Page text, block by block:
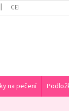
CENY DOPRAVY A
na pečení